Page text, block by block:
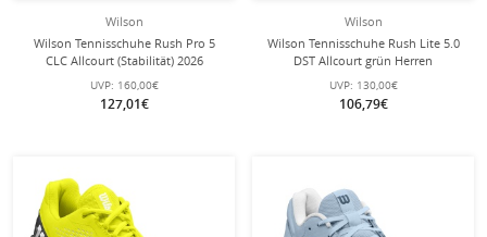
Wilson
Wilson Tennisschuhe Rush Pro 5
CLC Allcourt (Stabilität) 2026
weiss/navyblau Herren
UVP: 160,00€
127,01€
Wilson
Wilson Tennisschuhe Rush Lite 5.0
DST Allcourt grün Herren
UVP: 130,00€
106,79€